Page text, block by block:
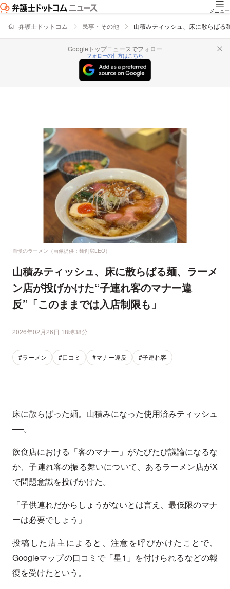
メニュー
弁護士ドットコム 民事・その他 山積みティッシュ、床に散らばる
Googleトップニュースでフォロー
フォローの仕方はこちら
自慢のラーメン（画像提供：麺創房LEO）
山積みティッシュ、床に散らばる麺、ラーメ
ン店が投げかけた“子連れ客のマナー違
反”「このままでは入店制限も」
2026年02月26日 18時38分
#ラーメン #口コミ #マナー違反 #子連れ客
床に散らばった麺。山積みになった使用済みティッシュ
──。
飲食店における「客のマナー」がたびたび議論になるな
か、子連れ客の振る舞いについて、あるラーメン店がX
で問題意識を投げかけた。
「子供連れだからしょうがないとは言え、最低限のマナ
ーは必要でしょう」
投稿した店主によると、注意を呼びかけたことで、
Googleマップの口コミで「星1」を付けられるなどの報
復を受けたという。